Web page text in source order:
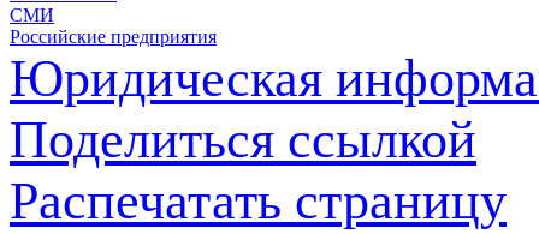
СМИ
Российские предприятия
Юридическая
Поделиться ссылкой
Распечатать страницу